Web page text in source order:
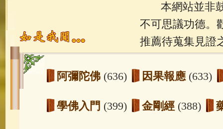
本網站並非鼓
不可思議功德。
推薦待蒐集見證
阿彌陀佛 (636) 因果報應 (633)
學佛入門 (399) 金剛經 (388)